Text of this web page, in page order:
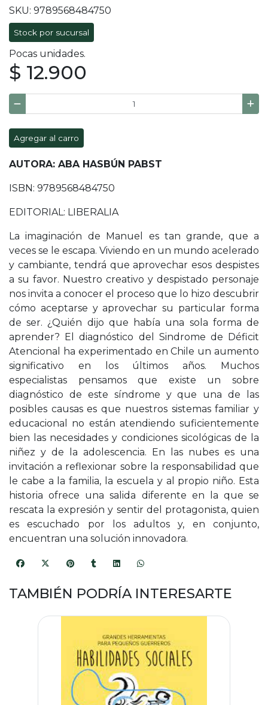
SKU: 9789568484750
Stock por sucursal
Pocas unidades.
$ 12.900
Agregar al carro
AUTORA: ABA HASBÚN PABST
ISBN: 9789568484750
EDITORIAL: LIBERALIA
La imaginación de Manuel es tan grande, que a
veces se le escapa. Viviendo en un mundo acelerado
y cambiante, tendrá que aprovechar esos despistes
a su favor. Nuestro creativo y despistado personaje
nos invita a conocer el proceso que lo hizo descubrir
cómo aceptarse y aprovechar su particular forma
de ser. ¿Quién dijo que había una sola forma de
aprender? El diagnóstico del Sindrome de Déficit
Atencional ha experimentado en Chile un aumento
significativo en los últimos años. Muchos
especialistas pensamos que existe un sobre
diagnóstico de este síndrome y que una de las
posibles causas es que nuestros sistemas familiar y
educacional no están atendiendo suficientemente
bien las necesidades y condiciones sicológicas de la
niñez y de la adolescencia. En las nubes es una
invitación a reflexionar sobre la responsabilidad que
le cabe a la familia, la escuela y al propio niño. Esta
historia ofrece una salida diferente en la que se
rescata la expresión y sentir del protagonista, quien
es escuchado por los adultos y, en conjunto,
encuentran una solución innovadora.
TAMBIÉN PODRÍA INTERESARTE